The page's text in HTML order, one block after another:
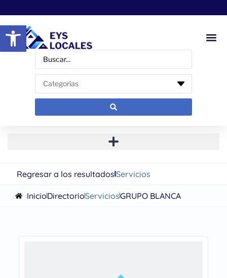
Abrir barra de herramientas
Regresar a los resultadosServicios
InicioDirectorioServiciosGRUPO BLANCA